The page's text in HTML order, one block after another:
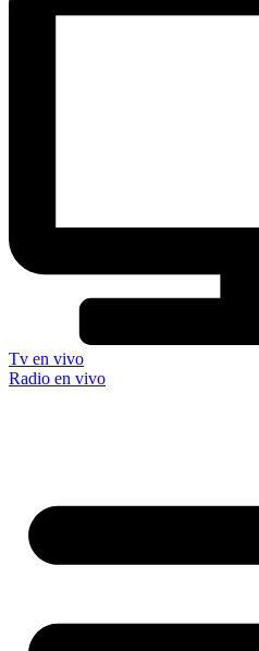
Tv en vivo
Radio en vivo